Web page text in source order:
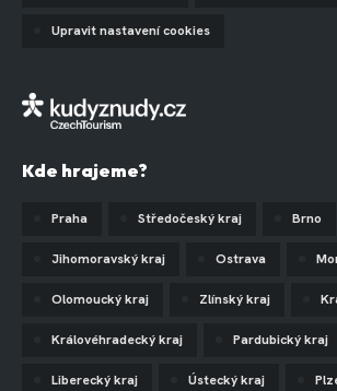
Upravit nastavení cookies
Kde hrajeme?
Praha Středočeský kraj Brno
Jihomoravský kraj Ostrava
Olomoucký kraj Zlínský kraj
Královéhradecký kraj Pardubický kraj
Liberecký kraj Ústecký kraj